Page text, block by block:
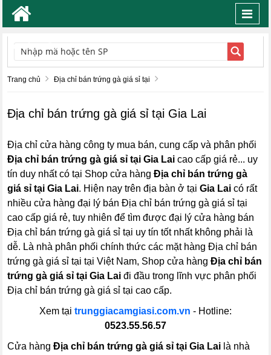
TÌM KIẾM
Trang chủ Địa chỉ bán trứng gà giá sỉ tại
Địa chỉ bán trứng gà giá sỉ tại Gia Lai
Địa chỉ cửa hàng công ty mua bán, cung cấp và phân phối
Địa chỉ bán trứng gà giá sỉ tại Gia Lai cao cấp giá rẻ... uy
tín duy nhất có tại Shop cửa hàngĐịa chỉ bán trứng gà
giá sỉ tại Gia Lai. Hiện nay trên địa bàn ở tạiGia Lai có rất
nhiều cửa hàng đại lý bán Địa chỉ bán trứng gà giá sỉ tại
cao cấp giá rẻ, tuy nhiên để tìm được đại lý cửa hàng bán
Địa chỉ bán trứng gà giá sỉ tại uy tín tốt nhất không phải là
dễ. Là nhà phân phối chính thức các mặt hàng Địa chỉ bán
trứng gà giá sỉ tại tại Việt Nam, Shop cửa hàngĐịa chỉ bán
trứng gà giá sỉ tại Gia Lai đi đầu trong lĩnh vực phân phối
Địa chỉ bán trứng gà giá sỉ tại cao cấp.
Xem tại trunggiacamgiasi.com.vn - Hotline:
0523.55.56.57
Cửa hàngĐịa chỉ bán trứng gà giá sỉ tại Gia Lai là nhà